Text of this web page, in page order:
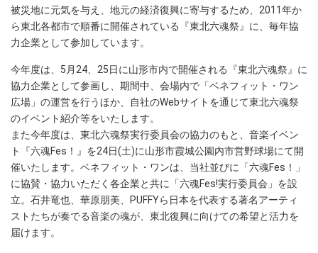
被災地に元気を与え、地元の経済復興に寄与するため、2011年か
ら東北各都市で順番に開催されている『東北六魂祭』に、毎年協
力企業として参加しています。
今年度は、5月24、25日に山形市内で開催される『東北六魂祭』に
協力企業として参画し、期間中、会場内で「ベネフィット・ワン
広場」の運営を行うほか、自社のWebサイトを通じて東北六魂祭
のイベント紹介等をいたします。
また今年度は、東北六魂祭実行委員会の協力のもと、音楽イベン
ト『六魂Fes！』を24日(土)に山形市霞城公園内市営野球場にて開
催いたします。ベネフィット・ワンは、当社並びに「六魂Fes！」
に協賛・協力いただく各企業と共に「六魂Fes!実行委員会」を設
立。石井竜也、華原朋美、PUFFYら日本を代表する著名アーティ
ストたちが奏でる音楽の魂が、東北復興に向けての希望と活力を
届けます。